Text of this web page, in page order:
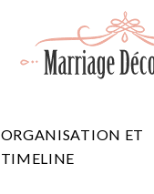
ORGANISATION ET
TIMELINE